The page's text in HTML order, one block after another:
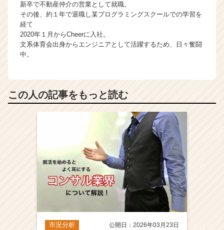
新卒で不動産仲介の営業として就職。
その後、約１年で退職し某プログラミングスクールでの学習を
経て
2020年１月からCheerに入社。
文系体育会出身からエンジニアとして活躍するため、日々奮闘
中。
この人の記事をもっと読む
市況分析 公開日：2026年03月23日